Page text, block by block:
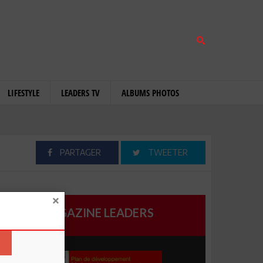
LIFESTYLE LEADERS TV ALBUMS PHOTOS
PARTAGER TWEETER
MAGAZINE LEADERS